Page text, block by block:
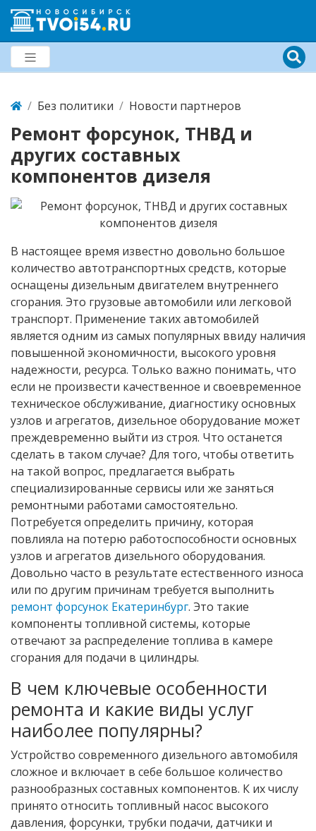
Без политики Новости партнеров
Ремонт форсунок, ТНВД и
других составных
компонентов дизеля
В настоящее время известно довольно большое
количество автотранспортных средств, которые
оснащены дизельным двигателем внутреннего
сгорания. Это грузовые автомобили или легковой
транспорт. Применение таких автомобилей
является одним из самых популярных ввиду наличия
повышенной экономичности, высокого уровня
надежности, ресурса. Только важно понимать, что
если не произвести качественное и своевременное
техническое обслуживание, диагностику основных
узлов и агрегатов, дизельное оборудование может
преждевременно выйти из строя. Что останется
сделать в таком случае? Для того, чтобы ответить
на такой вопрос, предлагается выбрать
специализированные сервисы или же заняться
ремонтными работами самостоятельно.
Потребуется определить причину, которая
повлияла на потерю работоспособности основных
узлов и агрегатов дизельного оборудования.
Довольно часто в результате естественного износа
или по другим причинам требуется выполнить
ремонт форсунок Екатеринбург. Это такие
компоненты топливной системы, которые
отвечают за распределение топлива в камере
сгорания для подачи в цилиндры.
В чем ключевые особенности
ремонта и какие виды услуг
наиболее популярны?
Устройство современного дизельного автомобиля
сложное и включает в себе большое количество
разнообразных составных компонентов. К их числу
принято относить топливный насос высокого
давления, форсунки, трубки подачи, датчики и